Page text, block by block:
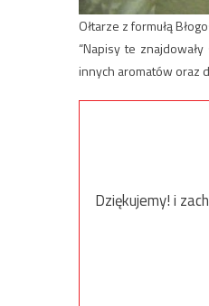
Ołtarze z formułą
“Napisy te
innych aromatów oraz
Dziękujemy! i